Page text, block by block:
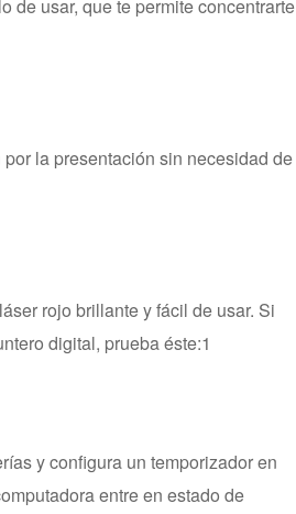
de usar, que te permite concentrarte
la presentación sin necesidad de
rojo brillante y fácil de usar. Si
digital, prueba éste:1
y configura un temporizador en
entre en estado de